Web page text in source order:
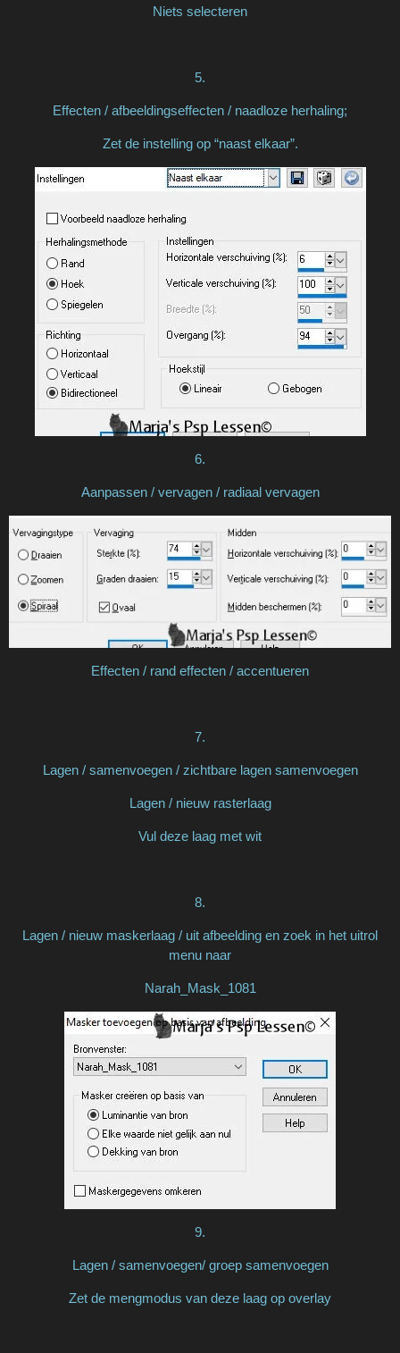
Niets selecteren
5.
Effecten / afbeeldingseffecten / naadloze herhaling;
Zet de instelling op “naast elkaar”.
6.
Aanpassen / vervagen / radiaal vervagen
Effecten / rand effecten / accentueren
7.
Lagen / samenvoegen / zichtbare lagen samenvoegen
Lagen / nieuw rasterlaag
Vul deze laag met wit
8.
Lagen / nieuw maskerlaag / uit afbeelding en zoek in het uitrol
menu naar
Narah_Mask_1081
9.
Lagen / samenvoegen/ groep samenvoegen
Zet de mengmodus van deze laag op overlay